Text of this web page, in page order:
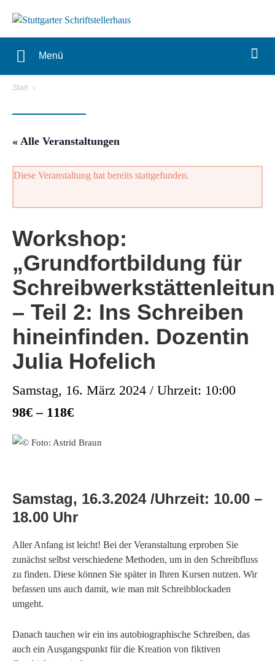
Menü
Start
« Alle Veranstaltungen
Diese Veranstaltung hat bereits stattgefunden.
Workshop:
„Grundfortbildung für
– Teil 2: Ins Schreiben
hineinfinden. Dozentin
Julia Hofelich
Samstag, 16. März 2024 / Uhrzeit: 10:00
98€ – 118€
Samstag, 16.3.2024 /Uhrzeit: 10.00 –
18.00 Uhr
Aller Anfang ist leicht! Bei der Veranstaltung erproben Sie
zunächst selbst verschiedene Methoden, um in den Schreibfluss
zu finden. Diese können Sie später in Ihren Kursen nutzen. Wir
befassen uns auch damit, wie man mit Schreibblockaden
umgeht.
Danach tauchen wir ein ins autobiographische Schreiben, das
auch ein Ausgangspunkt für die Kreation von fiktiven